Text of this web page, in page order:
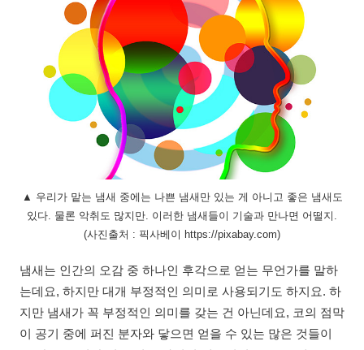
▲ 우리가 맡는 냄새 중에는 나쁜 냄새만 있는 게 아니고 좋은 냄새도
있다. 물론 악취도 많지만. 이러한 냄새들이 기술과 만나면 어떨지.
(사진출처 : 픽사베이 https://pixabay.com)
냄새는 인간의 오감 중 하나인 후각으로 얻는 무언가를 말하
는데요, 하지만 대개 부정적인 의미로 사용되기도 하지요. 하
지만 냄새가 꼭 부정적인 의미를 갖는 건 아닌데요, 코의 점막
이 공기 중에 퍼진 분자와 닿으면 얻을 수 있는 많은 것들이